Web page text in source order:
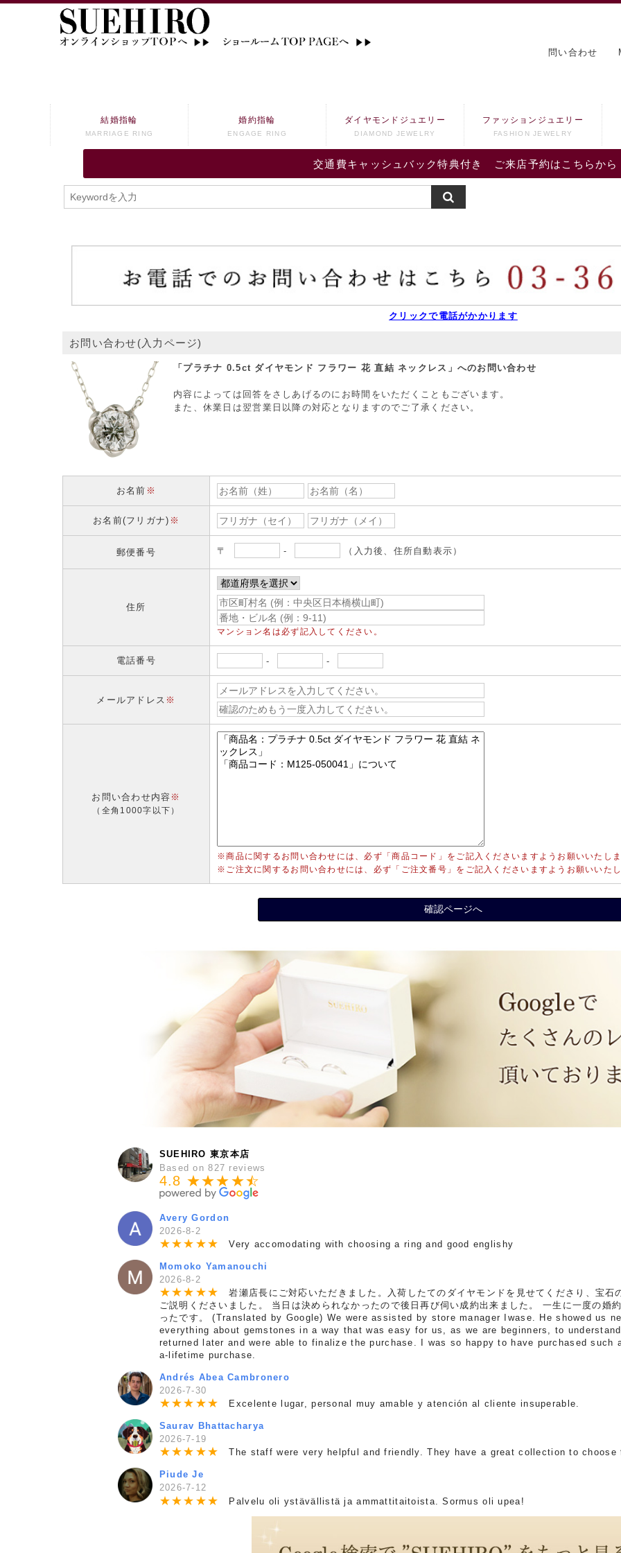
問い合わせ
交通費キャッシュバック特典付き ご来店予約はこちらから
結婚指輪
MARRIAGE RING
婚約指輪
ENGAGE RING
ダイヤモンドジュエリー
DIAMOND JEWELRY
ファッションジュエリー
FASHION JEWELRY
クリックで電話がかかります
お問い合わせ(入力ページ)
「プラチナ 0.5ct ダイヤモンド フラワー 花 直結 ネックレス」へのお問い合わせ
内容によっては回答をさしあげるのにお時間をいただくこともございます。
また、休業日は翌営業日以降の対応となりますのでご了承ください。
お名前 ※
お名前(フリガナ) ※
郵便番号 〒 - （入力後、住所自動表示）
住所
マンション名は必ず記入してください。
電話番号 - -
メールアドレス ※
お問い合わせ内容 ※
（全角1000字以下）
※商品に関するお問い合わせには、必ず「商品コード」をご記入くださいますようお願いいたしま
※ご注文に関するお問い合わせには、必ず「ご注文番号」をご記入くださいますようお願いいたし
SUEHIRO 東京本店
Based on 827 reviews
4.8 ★★★★★
☆
Avery Gordon
2026-8-2
★★★ ★★ Very accomodating with choosing a ring and good englishy
Momoko Yamanouchi
2026-8-2
★★★ ★★
岩瀬店長にご対応いただきました。入荷したてのダイヤモンドを見せてくださり、宝石
ご説明くださいました。 当日は決められなかったので後日再び伺い成約出来ました。 一生に一度の婚
ったです。 (Translated by Google) We were assisted by store manager Iwase. He showed us
everything about gemstones in a way that was easy for us, as we are beginners, to
returned later and were able to finalize the purchase. I was so happy to have purchased such
a-lifetime purchase.
Andrés Abea Cambronero
2026-7-30
★★★ ★★ Excelente lugar, personal muy amable y atención al cliente insuperable.
Saurav Bhattacharya
2026-7-19
★★★ ★★ The staff were very helpful and friendly. They have a great collection to
Piude Je
2026-7-12
★★★ ★★ Palvelu oli ystävällistä ja ammattitaitoista. Sormus oli upea!